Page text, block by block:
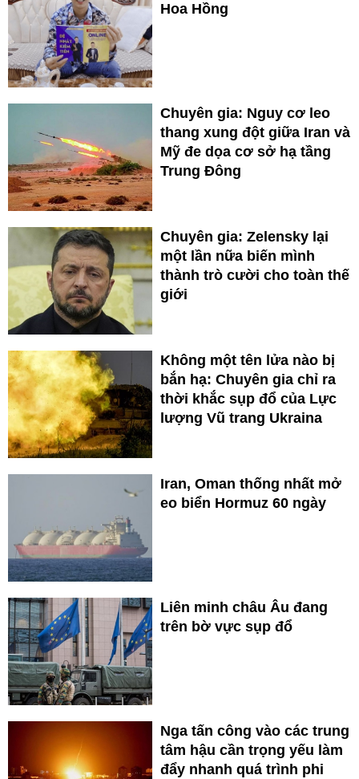
Hoa Hồng
Chuyên gia: Nguy cơ leo
thang xung đột giữa Iran và
Mỹ đe dọa cơ sở hạ tầng
Trung Đông
Chuyên gia: Zelensky lại
một lần nữa biến mình
thành trò cười cho toàn thế
giới
Không một tên lửa nào bị
bắn hạ: Chuyên gia chỉ ra
thời khắc sụp đổ của Lực
lượng Vũ trang Ukraina
Iran, Oman thống nhất mở
eo biển Hormuz 60 ngày
Liên minh châu Âu đang
trên bờ vực sụp đổ
Nga tấn công vào các trung
tâm hậu cần trọng yếu làm
đẩy nhanh quá trình phi